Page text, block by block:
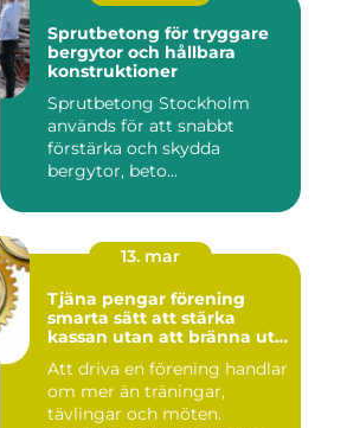
Sprutbetong för tryggare
bergytor och hållbara
konstruktioner
Sprutbetong Stockholm
används för att snabbt
förstärka och skydda
bergytor, beto...
13. mar
Tjäna pengar förening
smarta sätt att stärka
kassan utan att bränna ut
Att driva en förening handlar
om mer än träningar,
tävlingar och möten.